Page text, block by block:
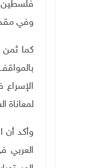
وفي
كما ثمن
وأكد أن
العربي